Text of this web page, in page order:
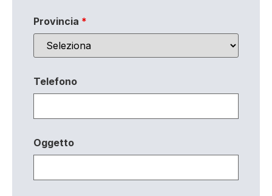
Provincia *
Telefono
Oggetto